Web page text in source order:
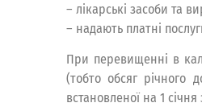
– лікарські засоби та
– надають платні
При перевищенні в
(тобто обсяг річного
встановленої на 1